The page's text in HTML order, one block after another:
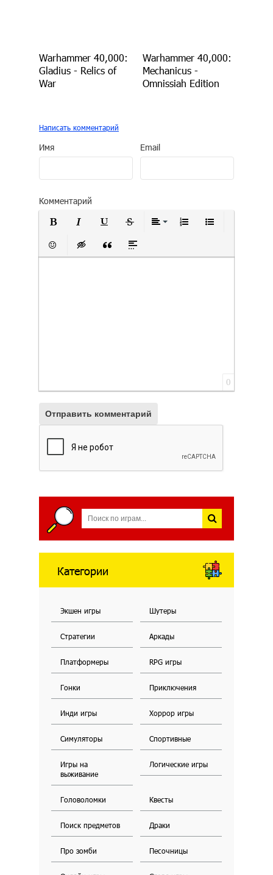
Warhammer 40,000:
Gladius - Relics of
War
Warhammer 40,000:
Mechanicus -
Omnissiah Edition
Написать комментарий
Имя Email
Комментарий
Полужирный
Вставить смайлик
Вставка скрытого текста
Вставка цитаты
Вставка спойлера
0
Отправить комментарий
Категории
Экшен игры Шутеры
Стратегии Аркады
Платформеры RPG игры
Гонки Приключения
Инди игры Хоррор игры
Симуляторы Спортивные
Игры на
выживание
Логические игры
Головоломки Квесты
Поиск предметов Драки
Про зомби Песочницы